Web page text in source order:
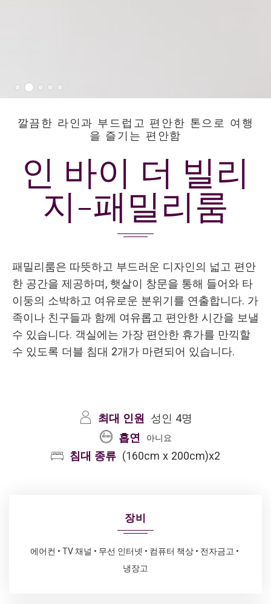
인 바이 더 빌리
지-패밀리룸
깔끔한 라인과 부드럽고 편안한 톤으로 여행
을 즐기는 편안함
패밀리룸은 따뜻하고 부드러운 디자인의 넓고 편안
한 공간을 제공하며, 햇살이 창문을 통해 들어와 타
이둥의 소박하고 여유로운 분위기를 연출합니다. 가
족이나 친구들과 함께 여유롭고 편안한 시간을 보낼
수 있습니다. 객실에는 가장 편안한 휴가를 만끽할
수 있도록 더블 침대 2개가 마련되어 있습니다.
최대 인원
성인 4명
흡연
아니요
침대 종류 (160cm x 200cm)x2
장비
에어컨 TV 채널 무선 인터넷 컴퓨터 책상
전자금고
냉장고